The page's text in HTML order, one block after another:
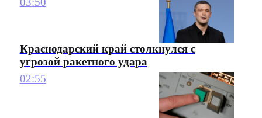
Краснодарский край столкнулся с
угрозой ракетного удара
02:55